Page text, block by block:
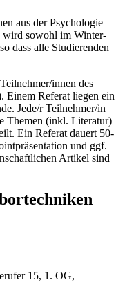
aus der Psychologie
wird sowohl im Winter-
dass alle Studierenden
innen des
Einem Referat liegen ein
Jede/r Teilnehmer/in
Themen (inkl. Literatur)
Ein Referat dauert 50-
und ggf.
Artikel sind
15, 1. OG,